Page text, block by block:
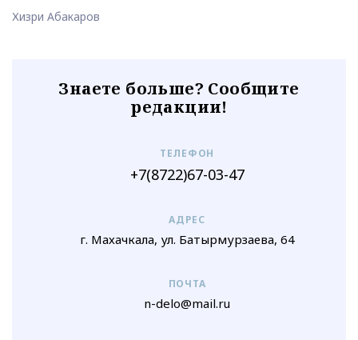
Хизри Абакаров
Знаете больше? Сообщите
редакции!
ТЕЛЕФОН
+7(8722)67-03-47
АДРЕС
г. Махачкала, ул. Батырмурзаева, 64
ПОЧТА
n-delo@mail.ru